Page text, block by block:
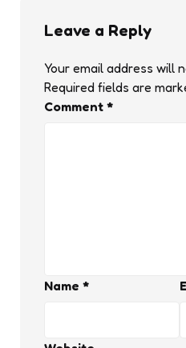
Leave a Reply
Your email address will
Required fields are
Comment *
Name *